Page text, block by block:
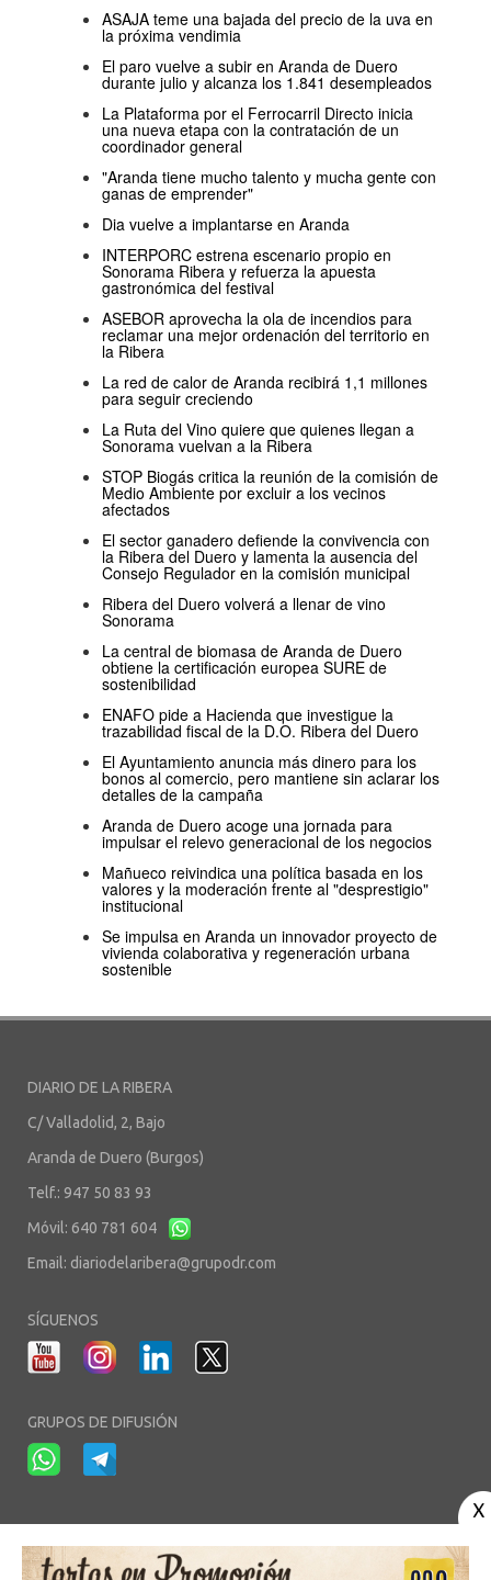
ASAJA teme una bajada del precio de la uva en
la próxima vendimia
El paro vuelve a subir en Aranda de Duero
durante julio y alcanza los 1.841 desempleados
La Plataforma por el Ferrocarril Directo inicia
una nueva etapa con la contratación de un
coordinador general
"Aranda tiene mucho talento y mucha gente con
ganas de emprender"
Dia vuelve a implantarse en Aranda
INTERPORC estrena escenario propio en
Sonorama Ribera y refuerza la apuesta
gastronómica del festival
ASEBOR aprovecha la ola de incendios para
reclamar una mejor ordenación del territorio en
la Ribera
La red de calor de Aranda recibirá 1,1 millones
para seguir creciendo
La Ruta del Vino quiere que quienes llegan a
Sonorama vuelvan a la Ribera
STOP Biogás critica la reunión de la comisión de
Medio Ambiente por excluir a los vecinos
afectados
El sector ganadero defiende la convivencia con
la Ribera del Duero y lamenta la ausencia del
Consejo Regulador en la comisión municipal
Ribera del Duero volverá a llenar de vino
Sonorama
La central de biomasa de Aranda de Duero
obtiene la certificación europea SURE de
sostenibilidad
ENAFO pide a Hacienda que investigue la
trazabilidad fiscal de la D.O. Ribera del Duero
El Ayuntamiento anuncia más dinero para los
bonos al comercio, pero mantiene sin aclarar los
detalles de la campaña
Aranda de Duero acoge una jornada para
impulsar el relevo generacional de los negocios
Mañueco reivindica una política basada en los
valores y la moderación frente al "desprestigio"
institucional
Se impulsa en Aranda un innovador proyecto de
vivienda colaborativa y regeneración urbana
sostenible
DIARIO DE LA RIBERA
C/ Valladolid, 2, Bajo
Aranda de Duero (Burgos)
Telf.: 947 50 83 93
Móvil: 640 781 604
Email: diariodelaribera@grupodr.com
SÍGUENOS
GRUPOS DE DIFUSIÓN